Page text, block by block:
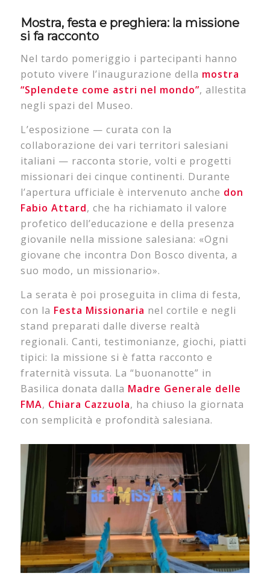
Mostra, festa e preghiera: la missione
si fa racconto
Nel tardo pomeriggio i partecipanti hanno
potuto vivere l’inaugurazione della mostra
“Splendete come astri nel mondo”, allestita
negli spazi del Museo.
L’esposizione — curata con la
collaborazione dei vari territori salesiani
italiani — racconta storie, volti e progetti
missionari dei cinque continenti. Durante
l’apertura ufficiale è intervenuto anche don
Fabio Attard, che ha richiamato il valore
profetico dell’educazione e della presenza
giovanile nella missione salesiana: «Ogni
giovane che incontra Don Bosco diventa, a
suo modo, un missionario».
La serata è poi proseguita in clima di festa,
con la Festa Missionaria nel cortile e negli
stand preparati dalle diverse realtà
regionali. Canti, testimonianze, giochi, piatti
tipici: la missione si è fatta racconto e
fraternità vissuta. La “buonanotte” in
Basilica donata dalla Madre Generale delle
FMA, Chiara Cazzuola, ha chiuso la giornata
con semplicità e profondità salesiana.